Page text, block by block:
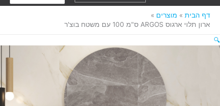
דף הבית
מוצרים
ארון תלוי ארגוס ARGOS ס"מ 100 עם משטח בוצ'ר
🔍